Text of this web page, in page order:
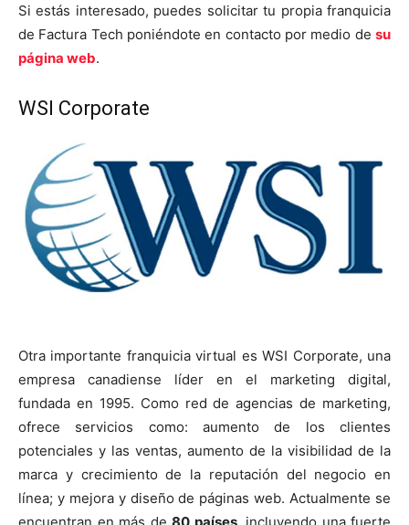
Si estás interesado, puedes solicitar tu propia franquicia
de Factura Tech poniéndote en contacto por medio de su
página web.
WSI Corporate
Otra importante franquicia virtual es WSI Corporate, una
empresa canadiense líder en el marketing digital,
fundada en 1995. Como red de agencias de marketing,
ofrece servicios como: aumento de los clientes
potenciales y las ventas, aumento de la visibilidad de la
marca y crecimiento de la reputación del negocio en
línea; y mejora y diseño de páginas web. Actualmente se